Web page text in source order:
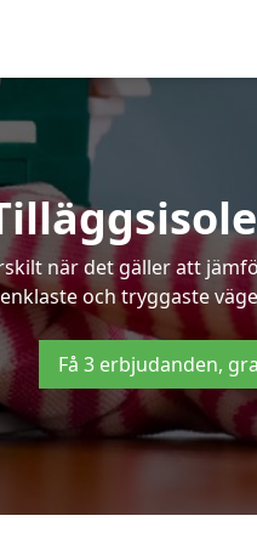
när det gäller att
enklaste och tryggaste
Få 3 erbjudanden,